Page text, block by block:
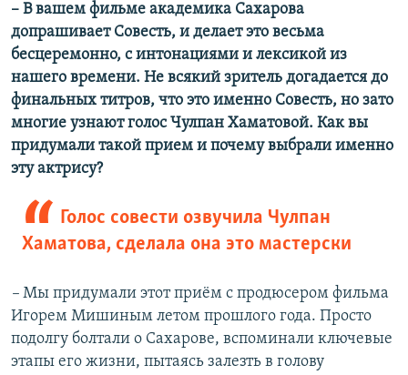
–​ В вашем фильме академика Сахарова
допрашивает Совесть, и делает это весьма
бесцеремонно, с интонациями и лексикой из
нашего времени. Не всякий зритель догадается до
финальных титров, что это именно Совесть, но зато
многие узнают голос Чулпан Хаматовой. Как вы
придумали такой прием и почему выбрали именно
эту актрису?
Голос совести озвучила Чулпан
Хаматова, сделала она это мастерски
–​ Мы придумали этот приём с продюсером фильма
Игорем Мишиным летом прошлого года. Просто
подолгу болтали о Сахарове, вспоминали ключевые
этапы его жизни, пытаясь залезть в голову